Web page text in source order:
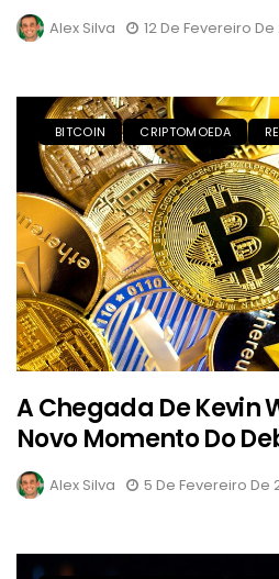
Alex Silva 12 De Fevereiro De
BITCOIN CRIPTOMOEDA
A Chegada De Kevin
Novo Momento Do
Alex Silva 5 De Fevereiro De